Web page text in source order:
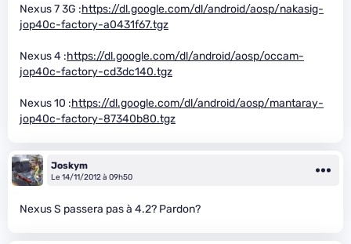
Nexus 7 3G :https://dl.google.com/dl/android/aosp/nakasig-
jop40c-factory-a0431f67.tgz
Nexus 4 :https://dl.google.com/dl/android/aosp/occam-
jop40c-factory-cd3dc140.tgz
Nexus 10 :https://dl.google.com/dl/android/aosp/mantaray-
jop40c-factory-87340b80.tgz
Joskym
Le 14/11/2012 à 09h50
Nexus S passera pas à 4.2? Pardon?